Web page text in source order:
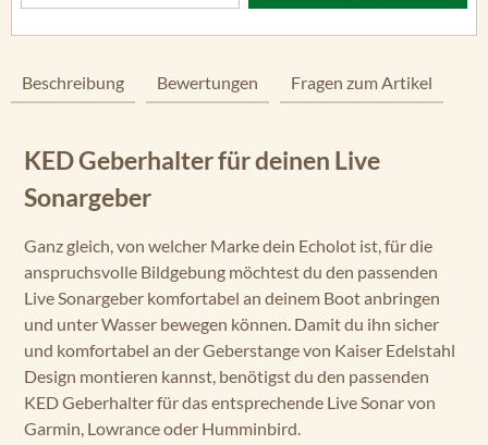
Beschreibung Bewertungen Fragen zum Artikel
KED Geberhalter für deinen Live
Sonargeber
Ganz gleich, von welcher Marke dein Echolot ist, für die
anspruchsvolle Bildgebung möchtest du den passenden
Live Sonargeber komfortabel an deinem Boot anbringen
und unter Wasser bewegen können. Damit du ihn sicher
und komfortabel an der Geberstange von Kaiser Edelstahl
Design montieren kannst, benötigst du den passenden
KED Geberhalter für das entsprechende Live Sonar von
Garmin, Lowrance oder Humminbird.